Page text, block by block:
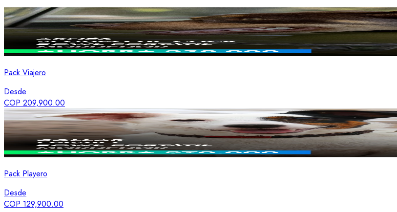
Pack Viajero
Desde
COP 209,900.00
Pack Playero
Desde
COP 129,900.00